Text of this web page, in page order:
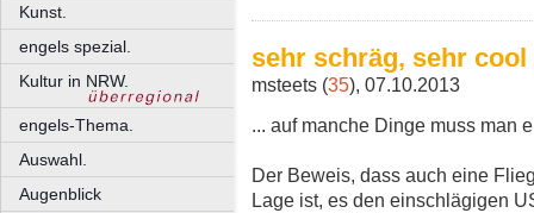
Kunst.
engels spezial.
Kultur in NRW.
engels-Thema.
Auswahl.
Augenblick
sehr schräg, sehr cool
msteets (35), 07.10.2013
... auf manche Dinge muss man
Der Beweis, dass auch eine
Lage ist, es den einschlägigen